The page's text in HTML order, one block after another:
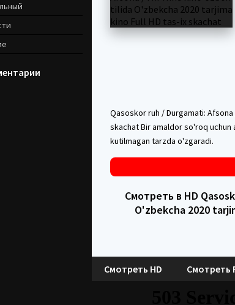
Qasoskor ruh / Durgamati:
skachat Bir amaldor so'roq
kutilmagan tarzda o'zgaradi.
Смотреть в HD
O'zbekcha 2020
Смотреть HD Смотреть